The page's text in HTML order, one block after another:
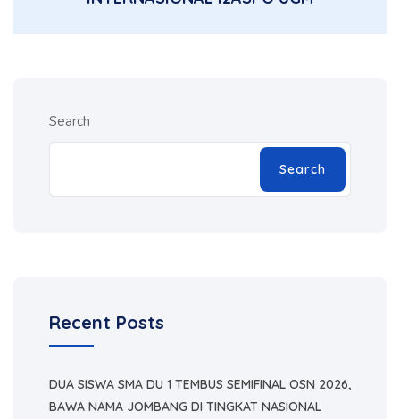
Search
Search
Recent Posts
DUA SISWA SMA DU 1 TEMBUS SEMIFINAL OSN 2026,
BAWA NAMA JOMBANG DI TINGKAT NASIONAL